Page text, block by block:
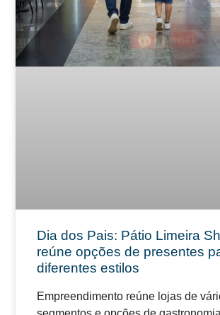
Dia dos Pais: Pátio Limeira
reúne opções de presentes
diferentes estilos
Empreendimento reúne lojas de